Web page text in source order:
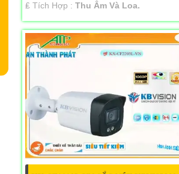
️₤ Tích Hợp : Thu Âm Và Loa.